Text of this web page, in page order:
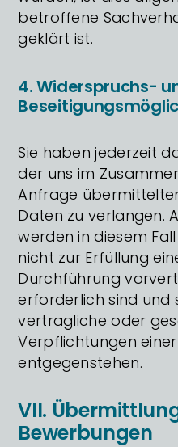
betroffene
geklärt ist.
4. Widerspruchs-
Sie haben jederzeit
der uns im
Anfrage
Daten zu verlangen.
werden in diesem
nicht zur Erfüllung
Durchführung
erforderlich sind und
vertragliche oder
Verpflichtungen
entgegenstehen.
VII.
Bewerbungen